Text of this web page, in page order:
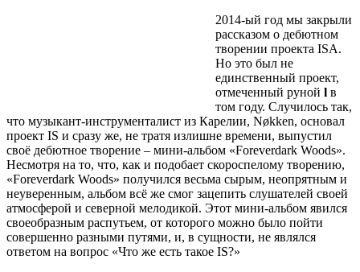
2014-ый год мы закрыли
рассказом о дебютном
творении проекта ISA.
Но это был не
единственный проект,
отмеченный руной l в
том году. Случилось так,
что музыкант-инструменталист из Карелии, Nøkken, основал
проект IS и сразу же, не тратя излишне времени, выпустил
своё дебютное творение – мини-альбом «Foreverdark Woods».
Несмотря на то, что, как и подобает скороспелому творению,
«Foreverdark Woods» получился весьма сырым, неопрятным и
неуверенным, альбом всё же смог зацепить слушателей своей
атмосферой и северной мелодикой. Этот мини-альбом явился
своеобразным распутьем, от которого можно было пойти
совершенно разными путями, и, в сущности, не являлся
ответом на вопрос «Что же есть такое IS?»